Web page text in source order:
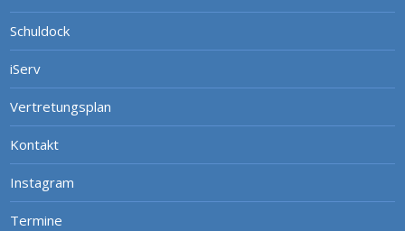
Schuldock
iServ
Vertretungsplan
Kontakt
Instagram
Termine